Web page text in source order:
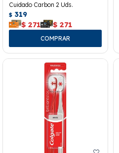
Cuidado Carbon 2 Uds.
$ 319
$ 271 $ 271